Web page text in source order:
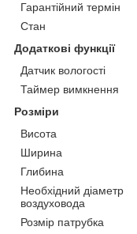
Гарантійний термін
Стан
Додаткові функції
Датчик вологості
Таймер вимкнення
Розміри
Висота
Ширина
Глибина
Необхідний діаметр
воздуховода
Розмір патрубка